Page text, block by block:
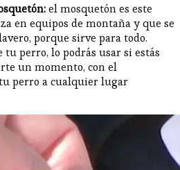
el mosquetón es este
en equipos de montaña y que se
porque sirve para todo.
tu perro, lo podrás usar si estás
un momento, con el
perro a cualquier lugar